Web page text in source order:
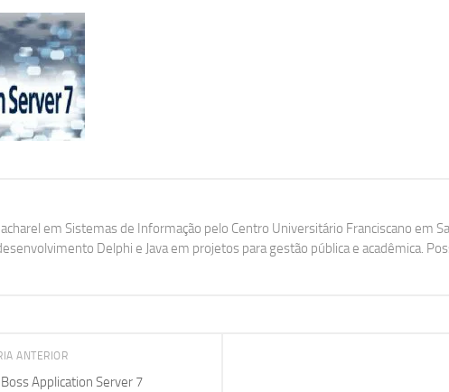
em Sistemas de Informação pelo Centro Universitário Franciscano em
Delphi e Java em projetos para gestão pública e acadêmica.
ANTERIOR
Application Server 7